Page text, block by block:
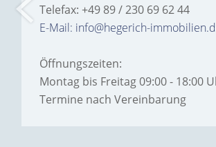
Telefax: +49 89 / 230 69 62 44
E-Mail: info@hegerich-
Öffnungszeiten:
Montag bis Freitag 09:00 - 18:00
Termine nach Vereinbarung